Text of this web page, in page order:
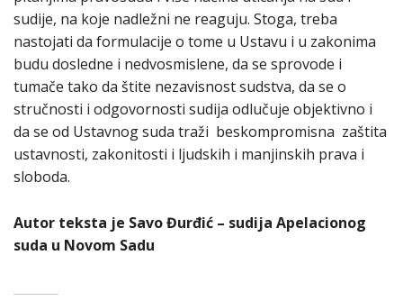
sudije, na koje nadležni ne reaguju. Stoga, treba
nastojati da formulacije o tome u Ustavu i u zakonima
budu dosledne i nedvosmislene, da se sprovode i
tumače tako da štite nezavisnost sudstva, da se o
stručnosti i odgovornosti sudija odlučuje objektivno i
da se od Ustavnog suda traži beskompromisna zaštita
ustavnosti, zakonitosti i ljudskih i manjinskih prava i
sloboda.
Autor teksta je Savo Đurđić – sudija Apelacionog
suda u Novom Sadu